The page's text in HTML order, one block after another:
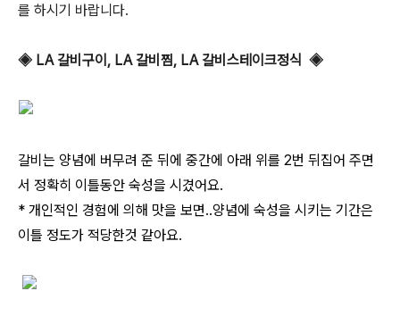
를 하시기 바랍니다.
◈ LA 갈비구이, LA 갈비찜, LA 갈비스테이크정식 ◈
갈비는 양념에 버무려 준 뒤에 중간에 아래 위를 2번 뒤집어 주면
서 정확히 이틀동안 숙성을 시겼어요.
* 개인적인 경험에 의해 맛을 보면..양념에 숙성을 시키는 기간은
이틀 정도가 적당한것 같아요.